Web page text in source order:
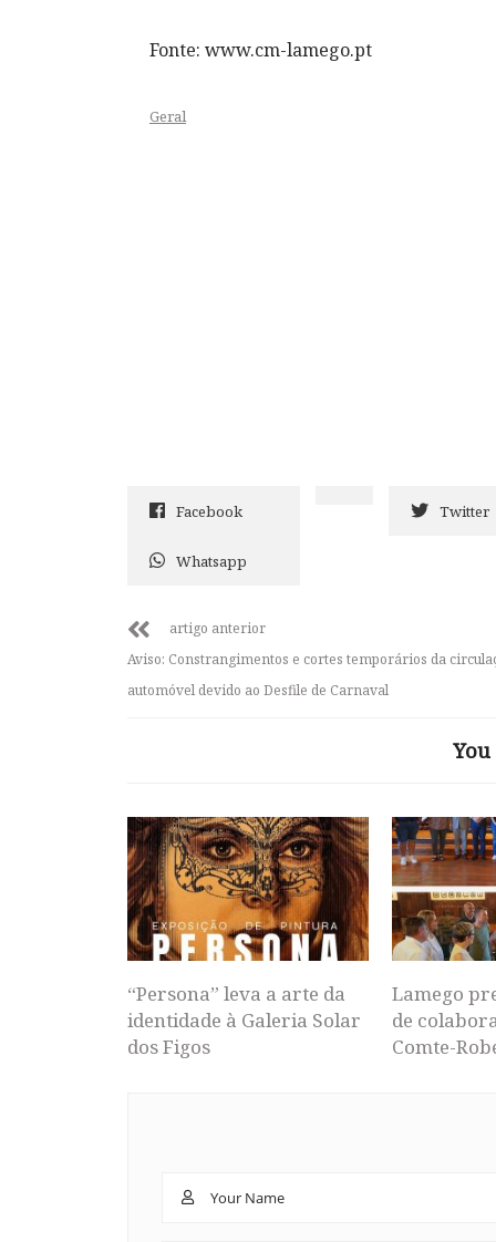
Fonte: www.cm-lamego.pt
Geral
Facebook Twitter
Whatsapp
artigo anterior
Aviso: Constrangimentos e cortes temporários da
automóvel devido ao Desfile de Carnaval
“Persona” leva a arte da
identidade à Galeria Solar
dos Figos
Lamego
de
Comte-